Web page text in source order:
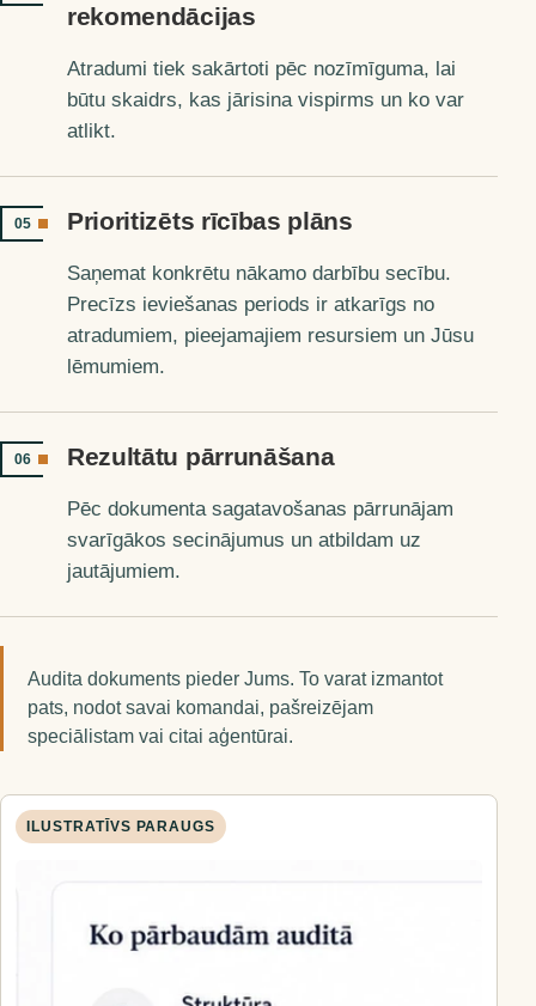
rekomendācijas
Atradumi tiek sakārtoti pēc nozīmīguma, lai
būtu skaidrs, kas jārisina vispirms un ko var
atlikt.
05 Prioritizēts rīcības plāns
Saņemat konkrētu nākamo darbību secību.
Precīzs ieviešanas periods ir atkarīgs no
atradumiem, pieejamajiem resursiem un Jūsu
lēmumiem.
06 Rezultātu pārrunāšana
Pēc dokumenta sagatavošanas pārrunājam
svarīgākos secinājumus un atbildam uz
jautājumiem.
Audita dokuments pieder Jums. To varat izmantot
pats, nodot savai komandai, pašreizējam
speciālistam vai citai aģentūrai.
ILUSTRATĪVS PARAUGS